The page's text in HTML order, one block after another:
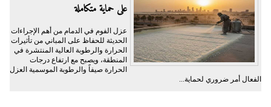
على حماية متكاملة
عزل الفوم في الدمام من أهم الإجراءات
الحديثة للحفاظ على المباني من تأثيرات
الحرارة والرطوبة العالية المنتشرة في
المنطقة، ويصبح مع ارتفاع درجات
الحرارة صيفاً والرطوبة الموسمية العزل
الفعال أمر ضروري لحماية...